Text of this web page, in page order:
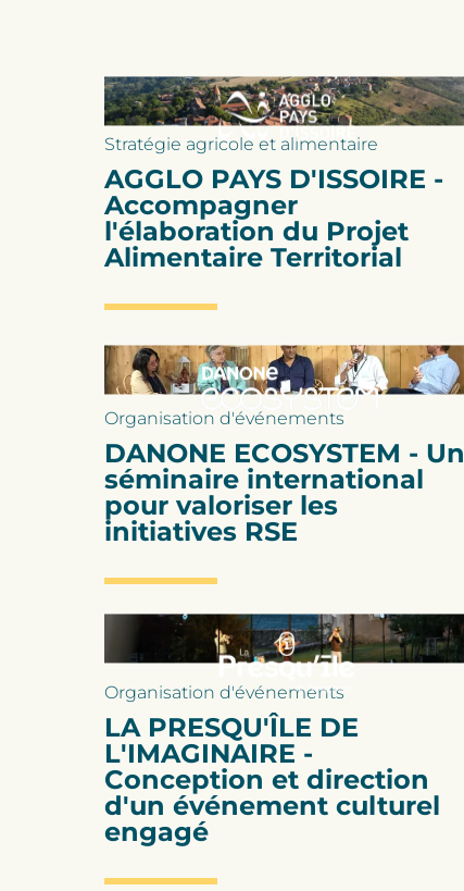
Stratégie agricole et alimentaire
AGGLO PAYS D'ISSOIRE -
Accompagner
l'élaboration du Projet
Alimentaire Territorial
Organisation d'événements
DANONE ECOSYSTEM - Un
séminaire international
pour valoriser les
initiatives RSE
Organisation d'événements
LA PRESQU'ÎLE DE
L'IMAGINAIRE -
Conception et direction
d'un événement culturel
engagé